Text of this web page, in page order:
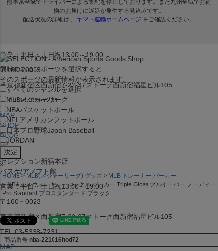
営業：平日・土日祝13:00～19:00
〒160－0023
東京都新宿区西新宿7-22-37ストーク西新宿福星ビル105
TEL:03-5338-7231
MAP
SHOP
BLOG
セレクション新宿本店
バスケ/アメフト館
営業：平日・土日祝13:00～19:00
〒160－0023
東京都新宿区西新宿7-22-37ストーク西新宿福星ビル105
TEL:03-5338-7231
MAP
興味のあるスポーツを選択すると
そのスポーツの最新情報が表示されます。
すべてのジャンルを選択
MLBメジャーリーグ
NBAバスケットボール
NFL アメリカンフットボール
日本プロ野球Japan Baseball
JORDAN
x
HOME MLB(メジャーリーグ) グッズ
MLB トレーナー|パーカー
NBA ミルウォーキー・バックス パーカー Triple Gloss プルオーバー フーディー
Pro Standard プロスタンダード ブラック
商品番号 nba-221016hod72